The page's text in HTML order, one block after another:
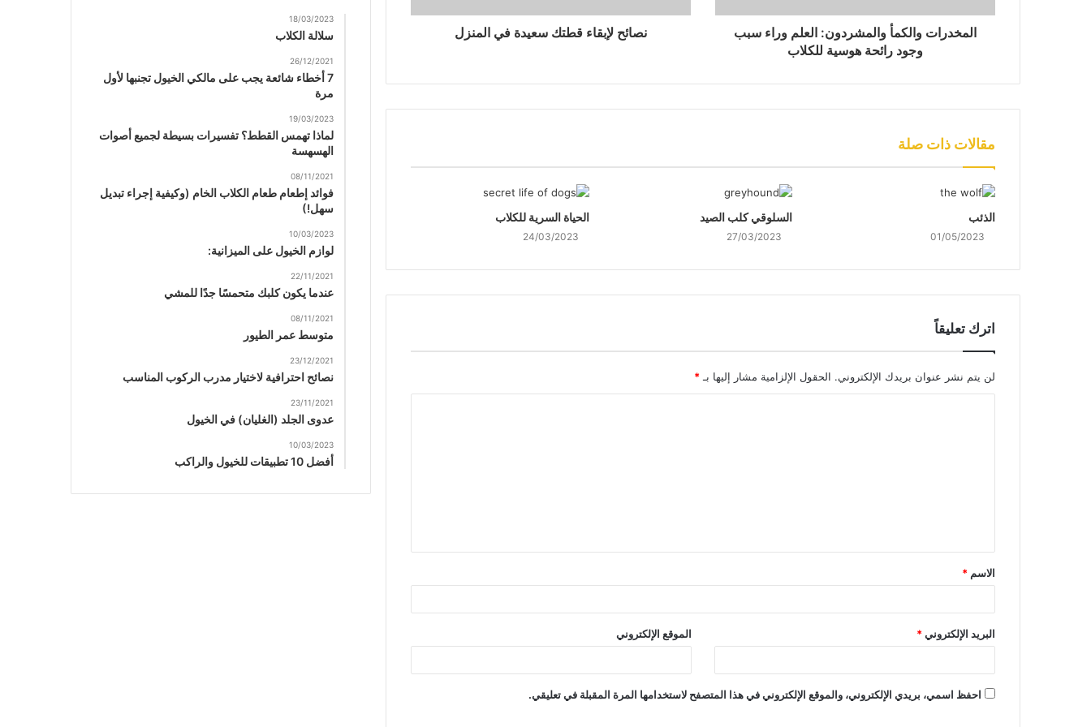
المخدرات والكمأ والمشردون: العلم وراء سبب
وجود رائحة هوسية للكلاب
نصائح لإبقاء قطتك سعيدة في المنزل
مقالات ذات صلة
الذئب
01/05/2023
السلوقي كلب الصيد
27/03/2023
الحياة السرية للكلاب
24/03/2023
اترك تعليقاً
لن يتم نشر عنوان بريدك الإلكتروني. الحقول الإلزامية مشار إليها بـ *
ق
*
الاسم *
البريد الإلكتروني* الموقع الإلكتروني
احفظ اسمي، بريدي الإلكتروني، والموقع الإلكتروني في هذا المتصفح لاستخدامها المرة المقبلة في تعليقي.
18/03/2023
سلالة الكلاب
26/12/2021
7 أخطاء شائعة يجب على مالكي الخيول تجنبها لأول
مرة
19/03/2023
لماذا تهمس القطط؟ تفسيرات بسيطة لجميع أصوات
الهسهسة
08/11/2021
فوائد إطعام طعام الكلاب الخام (وكيفية إجراء تبديل
سهل!)
10/03/2023
لوازم الخيول على الميزانية:
22/11/2021
عندما يكون كلبك متحمسًا جدًا للمشي
08/11/2021
متوسط ​​عمر الطيور
23/12/2021
نصائح احترافية لاختيار مدرب الركوب المناسب
23/11/2021
عدوى الجلد (الغليان) في الخيول
10/03/2023
أفضل 10 تطبيقات للخيول والراكب